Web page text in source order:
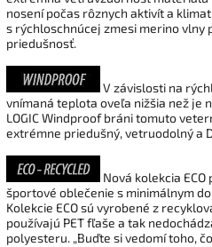
nosení počas rôznych aktivít a
s rýchloschnúcej zmesi merino
priedušnosť.
V závislosti na
vnímaná teplota oveľa nižšia než je
LOGIC Windproof bráni tomuto
extrémne priedušný, vetruodolný a
Nová kolekcia
športové oblečenie s minimálnym
Kolekcie ECO sú vyrobené z
používajú PET fľaše a tak
polyesteru. „Buďte si vedomí toho,